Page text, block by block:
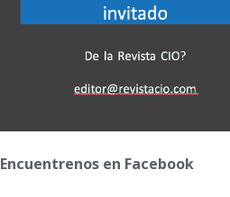
Encuentrenos en Facebook